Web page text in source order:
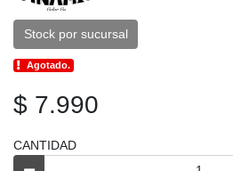
Stock por sucursal
Agotado.
$ 7.990
CANTIDAD